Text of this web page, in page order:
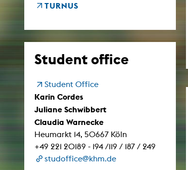
TURNUS
Student office
Student Office
Karin Cordes
Juliane Schwibbert
Claudia Warnecke
Heumarkt 14, 50667 Köln
+49 221 20189 - 194 /119 / 187 / 249
studoffice@khm.de